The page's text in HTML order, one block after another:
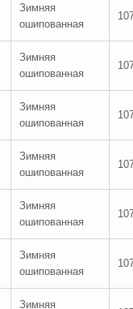
Зимняя
ошипованная
Зимняя
ошипованная
Зимняя
ошипованная
Зимняя
ошипованная
Зимняя
ошипованная
Зимняя
ошипованная
Зимняя